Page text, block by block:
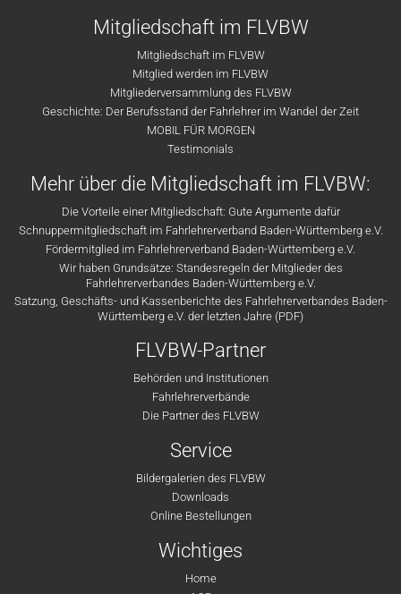
Mitgliedschaft im FLVBW
Mitgliedschaft im FLVBW
Mitglied werden im FLVBW
Mitgliederversammlung des FLVBW
Geschichte: Der Berufsstand der Fahrlehrer im Wandel der Zeit
MOBIL FÜR MORGEN
Testimonials
Mehr über die Mitgliedschaft im FLVBW:
Die Vorteile einer Mitgliedschaft: Gute Argumente dafür
Schnuppermitgliedschaft im Fahrlehrerverband Baden-Württemberg e.V.
Fördermitglied im Fahrlehrerverband Baden-Württemberg e.V.
Wir haben Grundsätze: Standesregeln der Mitglieder des
Fahrlehrerverbandes Baden-Württemberg e.V.
Satzung, Geschäfts- und Kassenberichte des Fahrlehrerverbandes Baden-
Württemberg e.V. der letzten Jahre (PDF)
FLVBW-Partner
Behörden und Institutionen
Fahrlehrerverbände
Die Partner des FLVBW
Service
Bildergalerien des FLVBW
Downloads
Online Bestellungen
Wichtiges
Home